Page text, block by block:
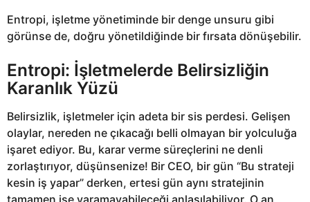
Entropi, işletme yönetiminde bir denge unsuru gibi
görünse de, doğru yönetildiğinde bir fırsata dönüşebilir.
Entropi: İşletmelerde Belirsizliğin
Karanlık Yüzü
Belirsizlik, işletmeler için adeta bir sis perdesi. Gelişen
olaylar, nereden ne çıkacağı belli olmayan bir yolculuğa
işaret ediyor. Bu, karar verme süreçlerini ne denli
zorlaştırıyor, düşünsenize! Bir CEO, bir gün “Bu strateji
kesin iş yapar” derken, ertesi gün aynı stratejinin